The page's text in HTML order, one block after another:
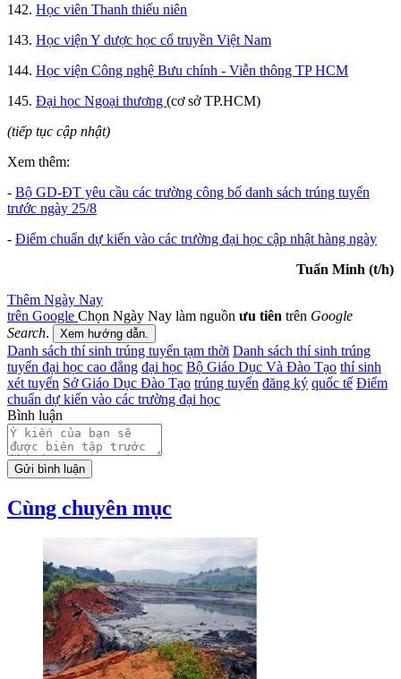
142. Học viên Thanh thiếu niên
143. Học viện Y dược học cổ truyền Việt Nam
144. Học viện Công nghệ Bưu chính - Viễn thông TP HCM
145. Đại học Ngoại thương (cơ sở TP.HCM)
(tiếp tục cập nhật)
Xem thêm:
- Bộ GD-ĐT yêu cầu các trường công bố danh sách trúng tuyển
trước ngày 25/8
- Điểm chuẩn dự kiến vào các trường đại học cập nhật hàng ngày
Tuấn Minh (t/h)
Thêm Ngày Nay
trên Google Chọn Ngày Nay làm nguồn ưu tiên trên Google
Search. Xem hướng dẫn.
Danh sách thí sinh trúng tuyển tạm thời Danh sách thí sinh trúng
tuyển đại học cao đẳng đại học Bộ Giáo Dục Và Đào Tạo thí sinh
xét tuyển Sở Giáo Dục Đào Tạo trúng tuyển đăng ký quốc tế Điểm
chuẩn dự kiến vào các trường đại học
Bình luận
Gửi bình luận
Cùng chuyên mục